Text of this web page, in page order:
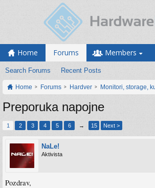
Home Forums
Search Forums Recent Posts
Members
Home Forums Hardver Monitori, storage,
Preporuka napojne
1 2 3 4 5 6 → 15 Next >
NaLe!
Aktivista
Pozdrav,